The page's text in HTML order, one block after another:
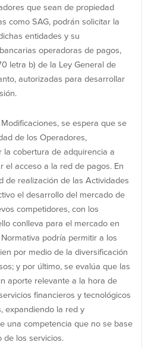
que sean de propiedad
como SAG, podrán solicitar la
entidades y su
operadoras de pagos,
letra b) de la Ley General de
autorizadas para desarrollar
se espera que se
de los Operadores,
cobertura de adquirencia a
el acceso a la red de pagos. En
de realización de las Actividades
el desarrollo del mercado de
competidores, con los
conlleva para el mercado en
podría permitir a los
por medio de la diversificación
y por último, se evalúa que las
aporte relevante a la hora de
financieros y tecnológicos
expandiendo la red y
una competencia que no se base
los servicios.